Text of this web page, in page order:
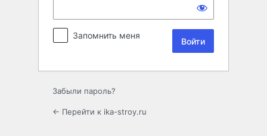
Запомнить меня
Забыли пароль?
← Перейти к ika-stroy.ru